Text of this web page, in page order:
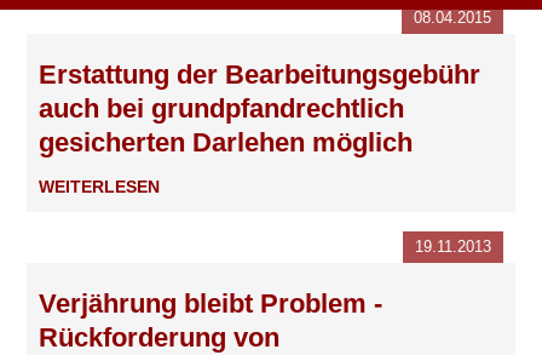
Erstattung der Bearbeitungsgebühr
auch bei grundpfandrechtlich
gesicherten Darlehen möglich
08.04.2015
WEITERLESEN
Verjährung bleibt Problem -
Rückforderung von
19.11.2013